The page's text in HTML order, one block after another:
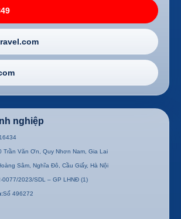
nghiệp
Trần Văn Ơn, Quy Nhơn Nam, Gia Lai
Sâm, Nghĩa Đô, Cầu Giấy, Hà Nội
0077/2023/SDL – GP LHNĐ (1)
Số 496272